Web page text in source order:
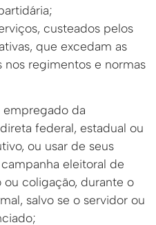
custeados pelos
que excedam as
nos regimentos e normas
empregado da
federal, estadual ou
ou usar de seus
eleitoral de
coligação, durante o
salvo se o servidor ou